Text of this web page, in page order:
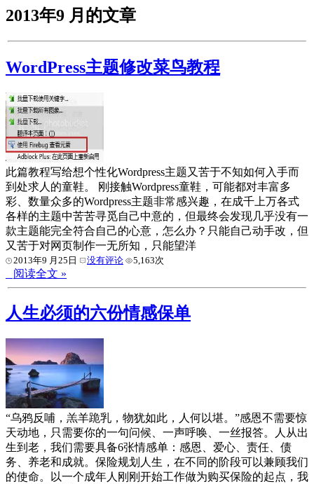
2013年9 月的文章
WordPress主题修改菜鸟教程
此篇教程写给想个性化Wordpress主题又苦于不知如何入手而
到处求人的童鞋。 刚接触Wordpress童鞋，可能都对丰富多
彩、数量众多的Wordpress主题非常感兴趣，在成千上万各式
各样的主题中苦苦寻觅自己中意的，但最终会发现几乎没有一
款主题能完全符合自己的心意，怎么办？只能自己动手改，但
又苦于对网页制作一无所知，只能望洋
2013年9 月25日 没有评论 5,163次
阅读全文 »
人生必须的六份情感保单
“乌鸦反哺，羔羊跪乳，物犹如此，人何以堪。”感恩不需要惊
天动地，只需要你的一句问候、一声呼唤、一丝报答。人从出
生到老，我们需要具备6张情感单：感恩、爱心、责任、债
务、养老和成就。保险规划人生，在不同的阶段可以兼顾我们
的使命。以一个成年人刚刚开始工作做为购买保险的起点，我